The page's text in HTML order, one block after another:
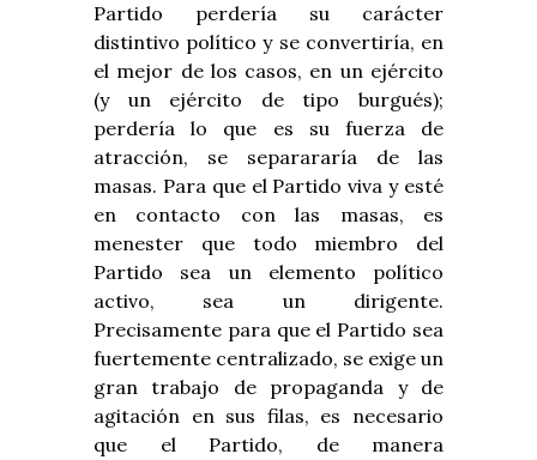
Partido perdería su carácter
distintivo político y se convertiría, en
el mejor de los casos, en un ejército
(y un ejército de tipo burgués);
perdería lo que es su fuerza de
atracción, se separararía de las
masas. Para que el Partido viva y esté
en contacto con las masas, es
menester que todo miembro del
Partido sea un elemento político
activo, sea un dirigente.
Precisamente para que el Partido sea
fuertemente centralizado, se exige un
gran trabajo de propaganda y de
agitación en sus filas, es necesario
que el Partido, de manera